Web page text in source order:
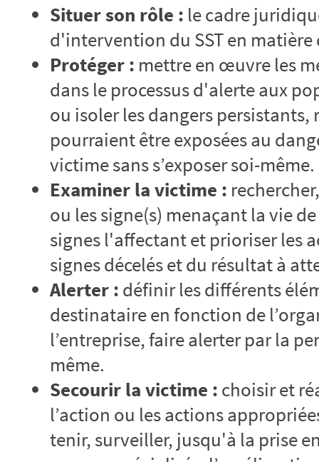
Situer son rôle : le cadre
d'intervention du SST en matière
Protéger : mettre en œuvre les
dans le processus d'alerte aux
ou isoler les dangers persistants,
pourraient être exposées au
victime sans s’exposer soi-même.
Examiner la victime :
ou les signe(s) menaçant la vie
signes l'affectant et prioriser les
signes décelés et du résultat à
Alerter : définir les différents
destinataire en fonction de
l’entreprise, faire alerter par la
même.
Secourir la victime : choisir et
l’action ou les actions
tenir, surveiller, jusqu'à la prise